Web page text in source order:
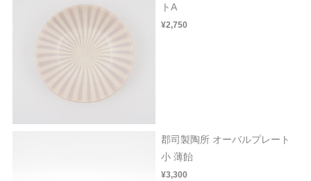
トA
¥2,750
郡司製陶所 オーバルプレート
小 薄飴
¥3,300